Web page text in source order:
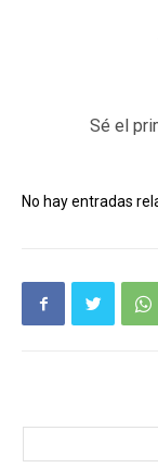
Sé el
No hay entradas